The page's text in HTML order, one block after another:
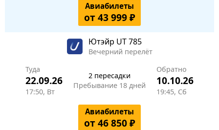
Авиабилеты
от 43 999 ₽
Ютэйр UT 785
Вечерний перелёт
Туда
22.09.26
17:50, Вт
2 пересадки
Пребывание 18 дней
Обратно
10.10.26
19:45, Сб
Авиабилеты
от 46 850 ₽